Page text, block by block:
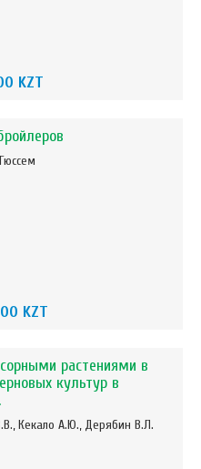
KZT
KZT
растениями в
культур в
Кекало А.Ю., Дерябин В.Л.